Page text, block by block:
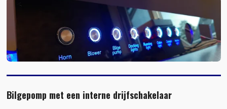
Bilgepomp met een interne drijfschakelaar